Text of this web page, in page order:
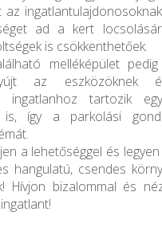
ad a kert
is csökkenthetőek.
melléképület
az eszközöknek
ingatlanhoz tartozik
is, így a parkolási
a lehetőséggel és
hangulatú, csendes
Hívjon bizalommal és